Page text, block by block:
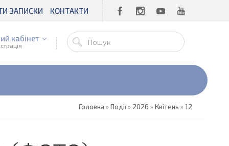
ЗАПИСКИ КОНТАКТИ
кабінет
Головна »Події» 2026 »Квітень »12